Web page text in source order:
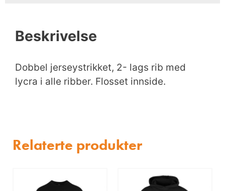
Beskrivelse
Dobbel jerseystrikket, 2- lags rib med
lycra i alle ribber. Flosset innside.
Relaterte produkter